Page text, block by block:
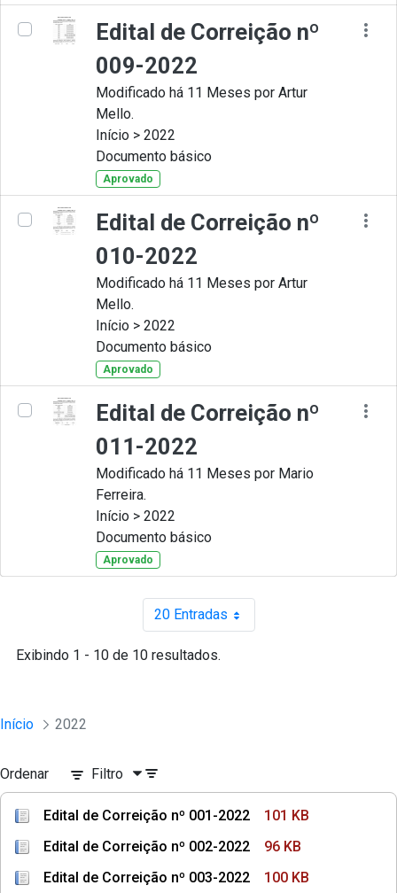
Edital de Correição nº
009-2022
Modificado há 11 Meses por Artur
Mello.
Início > 2022
Documento básico
Aprovado
Edital de Correição nº
010-2022
Modificado há 11 Meses por Artur
Mello.
Início > 2022
Documento básico
Aprovado
Edital de Correição nº
011-2022
Modificado há 11 Meses por Mario
Ferreira.
Início > 2022
Documento básico
Aprovado
20 EntradasPor página
Exibindo 1 - 10 de 10 resultados.
Início 2022
Ordenar Filtro
Edital de Correição nº 001-2022
101 KB
Edital de Correição nº 002-2022
96 KB
Edital de Correição nº 003-2022
100 KB